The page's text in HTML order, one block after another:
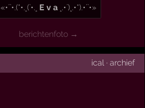
«•´`•.(*•.¸(`•.¸ E v a ¸.•´)¸.•*).•´`•»
berichtenfoto →
ical· archief